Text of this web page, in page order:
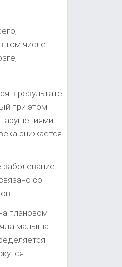
том числе
в результате
при этом
нарушениями
снижается
заболевание
со
плановом
малыша